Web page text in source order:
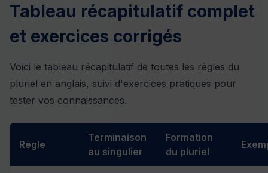
Tableau récapitulatif complet
et exercices corrigés
Voici le tableau récapitulatif de toutes les règles du
pluriel en anglais, suivi d'exercices pratiques pour
tester vos connaissances.
Règle
Terminaison
au singulier
Formation
du pluriel